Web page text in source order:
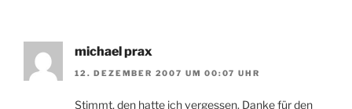
michael prax
12. DEZEMBER 2007 UM 00:07 UHR
Stimmt, den hatte ich vergessen. Danke für den